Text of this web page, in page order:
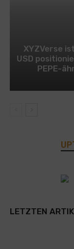
XYZVerse
USD
PEPE-
LETZTEN